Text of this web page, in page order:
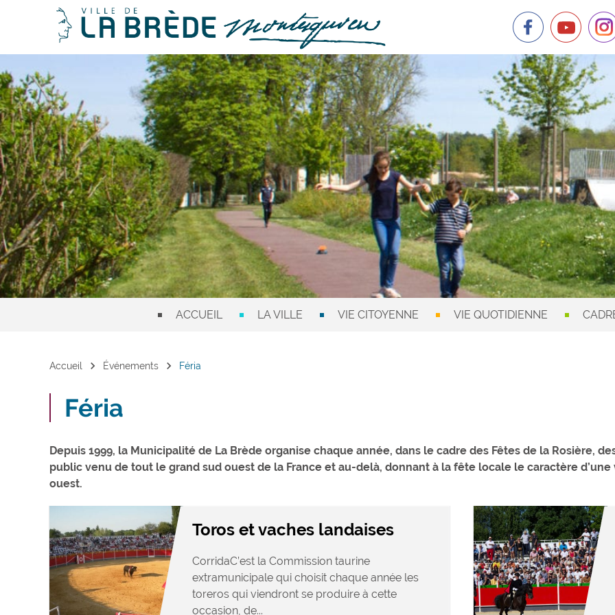
ACCUEIL LA VILLE VIE CITOYENNE VIE QUOTIDIENNE
Accueil chevron_right Événements chevron_right Féria
Féria
Depuis 1999, la Municipalité de La Brède organise chaque année, dans le cadre des Fêtes de la Rosière,
public venu de tout le grand sud ouest de la France et au-delà, donnant à la fête locale le caractère
ouest.
Toros et vaches landaises
CorridaC’est la Commission taurine
extramunicipale qui choisit chaque année les
toreros qui viendront se produire à cette
occasion, de...